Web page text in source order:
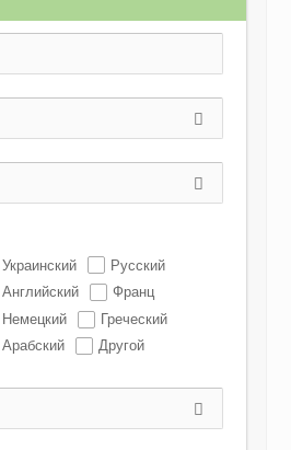
Украинский
Русский
Английский
Франц
Немецкий
Греческий
Арабский
Другой